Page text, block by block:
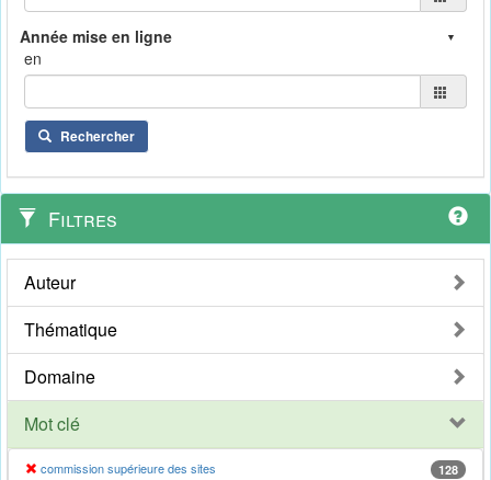
en
Rechercher
Filtres
Auteur
Thématique
Domaine
Mot clé
commission supérieure des sites 128